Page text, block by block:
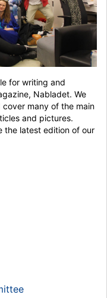
for writing and
Nabladet. We
cover many of the main
and pictures.
the latest edition of our